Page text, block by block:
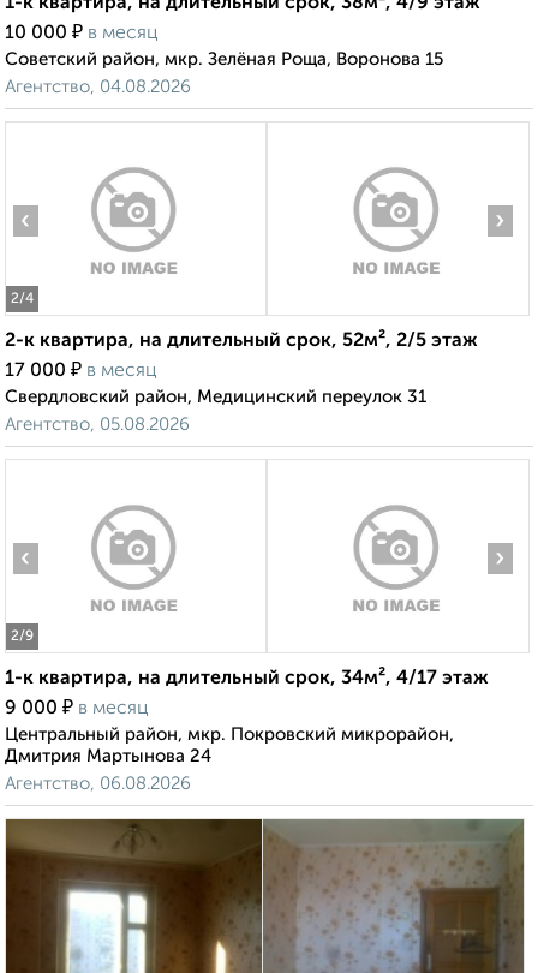
1-к квартира, на длительный срок, 38м², 4/9 этаж
10 000 ₽ в месяц
Советский район, мкр. Зелёная Роща, Воронова 15
Агентство, 04.08.2026
2/4
‹ ›
2-к квартира, на длительный срок, 52м², 2/5 этаж
17 000 ₽ в месяц
Свердловский район, Медицинский переулок 31
Агентство, 05.08.2026
2/9
‹ ›
1-к квартира, на длительный срок, 34м², 4/17 этаж
9 000 ₽ в месяц
Центральный район, мкр. Покровский микрорайон,
Дмитрия Мартынова 24
Агентство, 06.08.2026